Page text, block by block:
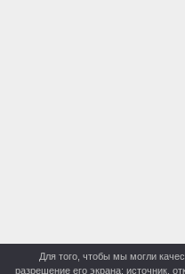
Для того, чтобы мы могли
разрешение его экрана; источник,